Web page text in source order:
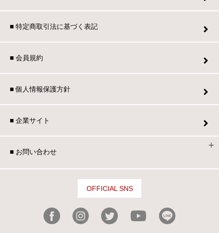
■ 特定商取引法に基づく表記
■ 会員規約
■ 個人情報保護方針
■ 企業サイト
■ お問い合わせ
OFFICIAL SNS